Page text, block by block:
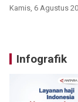
Kamis, 6 Agustus
Infografik